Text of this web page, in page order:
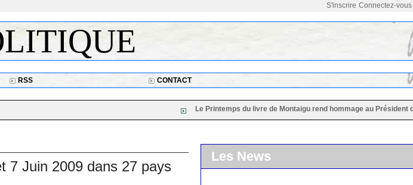
Connectez-vous
S'inscrire
RSS CONTACT
Le Printemps du livre de Montaigu rend hommage au Président de sa
7 Juin 2009 dans 27 pays
Les News